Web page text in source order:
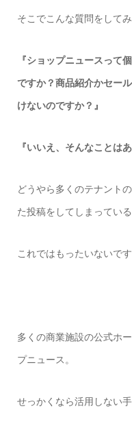
そこでこんな質問をしてみ
『ショップニュースって
ですか？商品紹介かセー
けないのですか？』
『いいえ、そんなことは
どうやら多くのテナント
た投稿をしてしまっている
これではもったいないです
多くの商業施設の公式ホ
プニュース。
せっかくなら活用しない手